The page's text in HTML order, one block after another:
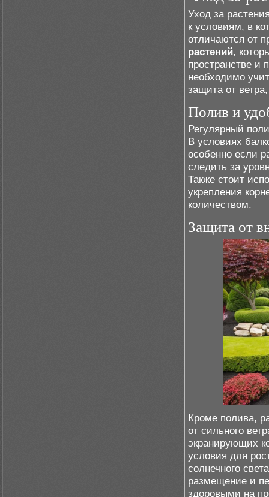
Уход за
к условиям, в
отличаются от
растений,
пространстве и
необходимо
защита от
Полив и
Регулярный
В условиях
особенно если
следить за
Также стоит
укрепления
количеством.
Защита от
Кроме полива,
от сильного
экранирующих
условия для
солнечного
размещение и
здоровыми на